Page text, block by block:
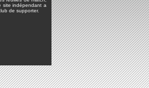
site indépendant a
de supporter.